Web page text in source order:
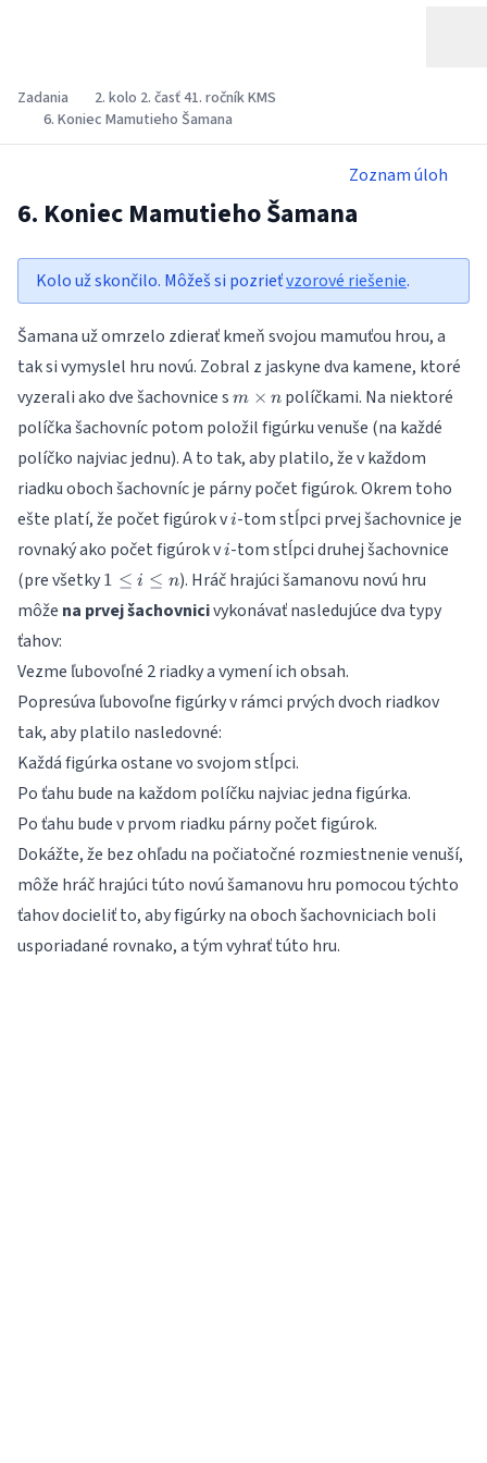
Zadania
2. kolo 2. časť 41. ročník KMS
6. Koniec Mamutieho Šamana
Zoznam úloh
6. Koniec Mamutieho Šamana
Kolo už skončilo. Môžeš si pozrieťvzorové riešenie.
Šamana už omrzelo zdierať kmeň svojou mamuťou hrou, a
tak si vymyslel hru novú. Zobral z jaskyne dva kamene, ktoré
vyzerali ako dve šachovnice s m\times
m × n políčkami. Na niektoré
políčka šachovníc potom položil figúrku venuše (na každé
políčko najviac jednu). A to tak, aby platilo, že v každom
riadku oboch šachovníc je párny počet figúrok. Okrem toho
ešte platí, že počet figúrok vi
i-tom stĺpci prvej šachovnice je
rovnaký ako počet figúrok vi
i-tom stĺpci druhej šachovnice
(pre všetky 1\le
i\le
n
1 ≤ i ≤ n). Hráč hrajúci šamanovu novú hru
môže na prvej šachovnicivykonávať nasledujúce dva typy
ťahov:
Vezme ľubovoľné 2 riadky a vymení ich obsah.
Popresúva ľubovoľne figúrky v rámci prvých dvoch riadkov
tak, aby platilo nasledovné:
Každá figúrka ostane vo svojom stĺpci.
Po ťahu bude na každom políčku najviac jedna figúrka.
Po ťahu bude v prvom riadku párny počet figúrok.
Dokážte, že bez ohľadu na počiatočné rozmiestnenie venuší,
môže hráč hrajúci túto novú šamanovu hru pomocou týchto
ťahov docieliť to, aby figúrky na oboch šachovniciach boli
usporiadané rovnako, a tým vyhrať túto hru.